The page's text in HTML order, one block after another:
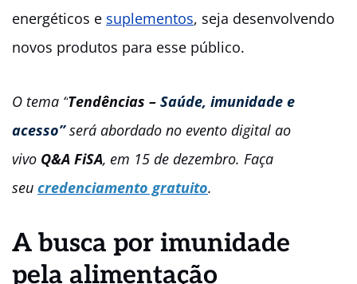
energéticos e suplementos, seja desenvolvendo
novos produtos para esse público.
O tema “Tendências – Saúde, imunidade e
acesso” será abordado no evento digital ao
vivo Q&A FiSA, em 15 de dezembro. Faça
seu credenciamento gratuito.
A busca por imunidade
pela alimentação